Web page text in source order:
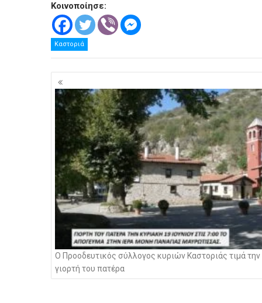
Κοινοποίησε:
Καστοριά
Πλοήγηση
άρθρων
Ο Προοδευτικός σύλλογος κυριών Καστοριάς τιμά την
γιορτή του πατέρα